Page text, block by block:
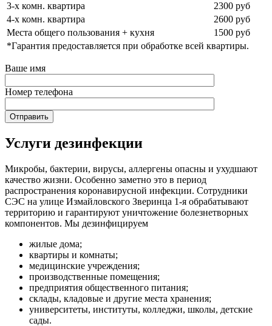
3-х комн. квартира
2300 руб
4-х комн. квартира
2600 руб
Места общего пользования + кухня
1500 руб
*Гарантия предоставляется при обработке всей квартиры.
Ваше имя
Номер телефона
Услуги дезинфекции
Микробы, бактерии, вирусы, аллергены опасны и ухудшают
качество жизни. Особенно заметно это в период
распространения коронавирусной инфекции. Сотрудники
СЭС на улице Измайловского Зверинца 1-я обрабатывают
территорию и гарантируют уничтожение болезнетворных
компонентов. Мы дезинфицируем
жилые дома;
квартиры и комнаты;
медицинские учреждения;
производственные помещения;
предприятия общественного питания;
склады, кладовые и другие места хранения;
университеты, институты, колледжи, школы, детские
сады.